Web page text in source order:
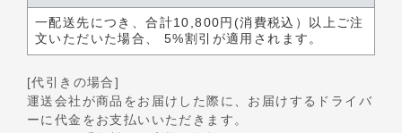
一配送先につき、合計10,800円(消費税込）以上ご注
文いただいた場合、 5%割引が適用されます。
[代引きの場合]
運送会社が商品をお届けした際に、お届けするドライバ
ーに代金をお支払いいただきます。